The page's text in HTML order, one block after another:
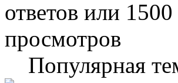
Популярная